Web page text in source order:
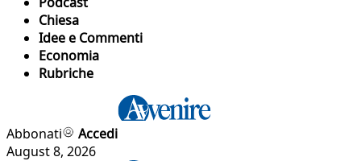
Chiesa
Idee e Commenti
Economia
Rubriche
Abbonati
Accedi
August 8, 2026